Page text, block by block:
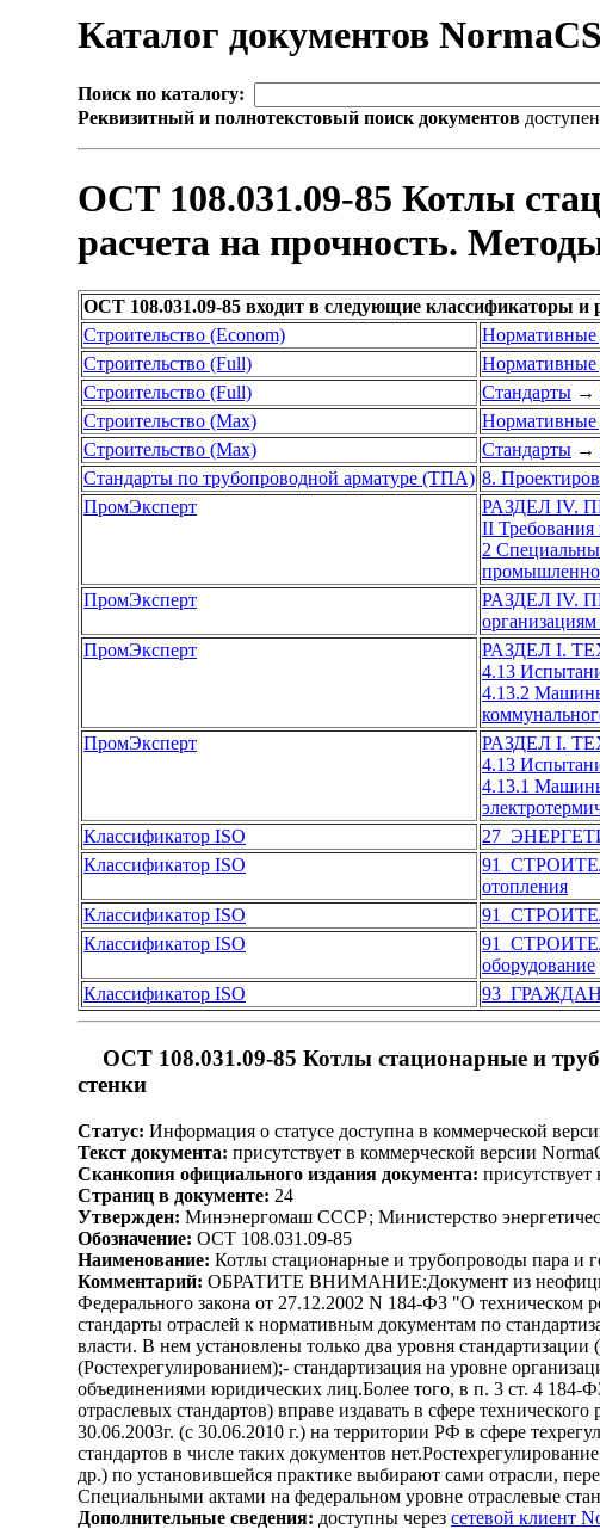
Каталог документов NormaCS
Поиск по каталогу:
Реквизитный и полнотекстовый поиск документов
ОСТ 108.031.09-85 Котлы
расчета на прочность.
ОСТ 108.031.09-85 входит в следующие классификаторы и
Строительство (Econom)
Нормативные
Строительство (Full)
Нормативные
Строительство (Full)
Стандарты →
Строительство (Max)
Нормативные
Строительство (Max)
Стандарты →
Стандарты по трубопроводной арматуре (ТПА) 8.
ПромЭксперт
РАЗДЕЛ IV.
II Требования
2
ПромЭксперт
РАЗДЕЛ IV.
ПромЭксперт
РАЗДЕЛ I.
4.13
4.13.2
ПромЭксперт
РАЗДЕЛ I.
4.13
4.13.1
Классификатор ISO
27
Классификатор ISO
91
отопления
Классификатор ISO
91
Классификатор ISO
91
оборудование
Классификатор ISO
93
ОСТ 108.031.09-85 Котлы стационарные и
стенки
Статус: Информация о статусе доступна в коммерческой
Текст документа: присутствует в коммерческой версии
Сканкопия официального издания документа:
Страниц в документе: 24
Утвержден: Минэнергомаш СССР; Министерство
Обозначение: ОСТ 108.031.09-85
Наименование: Котлы стационарные и трубопроводы пара и
Комментарий: ОБРАТИТЕ ВНИМАНИЕ:Документ из
Федерального закона от 27.12.2002 N 184-ФЗ "О техническом
стандарты отраслей к нормативным документам по
власти. В нем установлены только два уровня
(Ростехрегулированием);- стандартизация на уровне
объединениями юридических лиц.Более того, в п. 3 ст. 4 184-
отраслевых стандартов) вправе издавать в сфере
30.06.2003г. (с 30.06.2010 г.) на территории РФ в сфере
стандартов в числе таких документов
др.) по установившейся практике выбирают сами отрасли,
Специальными актами на федеральном уровне отраслевые
Дополнительные сведения: доступны через сетевой клиент